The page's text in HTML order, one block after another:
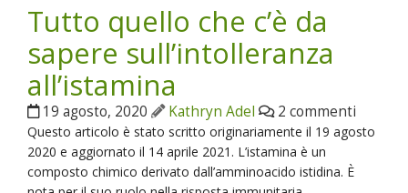
Tutto quello che c’è da
sapere sull’intolleranza
all’istamina
19 agosto, 2020 Kathryn Adel 2 commenti
Questo articolo è stato scritto originariamente il 19 agosto
2020 e aggiornato il 14 aprile 2021. L’istamina è un
composto chimico derivato dall’amminoacido istidina. È